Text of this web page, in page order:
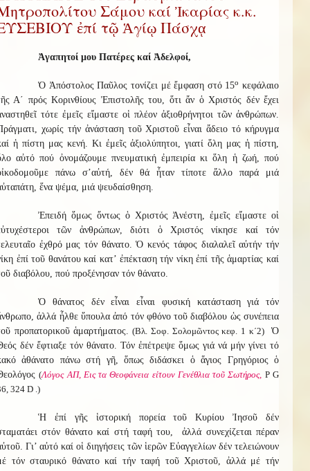
Σάμου καί Ἰκαρίας κ.κ.
ἐπί τῷ Ἁγίῳ Πάσχᾳ
Ἀγαπητοί μου Πατέρες καί Ἀδελφοί,
Ὁ Ἀπόστολος Παῦλος τονίζει μέ ἔμφαση στό 15ο κεφάλαιο
Α΄ πρός Κορινθίους Ἐπιστολῆς του, ὅτι ἄν ὁ Χριστός δέν ἔχει
τότε ἐμεῖς εἴμαστε οἱ πλέον ἀξιοθρήνητοι τῶν ἀνθρώπων.
χωρίς τήν ἀνάσταση τοῦ Χριστοῦ εἶναι ἄδειο τό κήρυγμα
ἡ πίστη μας κενή. Κι ἐμεῖς ἀξιολύπητοι, γιατί ὅλη μας ἡ πίστη,
αὐτό πού ὀνομάζουμε πνευματική ἐμπειρία κι ὅλη ἡ ζωή, πού
πάνω σ’αὐτή, δέν θά ἦταν τίποτε ἄλλο παρά μιά
ἕνα ψέμα, μιά ψευδαίσθηση.
Ἐπειδή ὅμως ὄντως ὁ Χριστός Ἀνέστη, ἐμεῖς εἴμαστε οἱ
τῶν ἀνθρώπων, διότι ὁ Χριστός νίκησε καί τόν
ἐχθρό μας τόν θάνατο. Ὁ κενός τάφος διαλαλεῖ αὐτήν τήν
ἐπί τοῦ θανάτου καί κατ’ ἐπέκταση τήν νίκη ἐπί τῆς ἁμαρτίας καί
διαβόλου, πού προξένησαν τόν θάνατο.
Ὁ θάνατος δέν εἶναι εἶναι φυσική κατάσταση γιά τόν
ἀλλά ἦλθε ὕπουλα ἀπό τόν φθόνο τοῦ διαβόλου ὡς συνέπεια
προπατορικοῦ ἁμαρτήματος. (Βλ. Σοφ. Σολομῶντος κεφ. 1 κ΄2)
Ὁ
δέν ἔφτιαξε τόν θάνατο. Τόν ἐπέτρεψε ὅμως γιά νά μήν γίνει τό
ἀθάνατο πάνω στή γῆ, ὅπως διδάσκει ὁ ἅγιος Γρηγόριος ὁ
(Λόγος ΑΠ, Εις τα Θεοφάνεια είτουν Γενέθλια τοῦ Σωτήρος, Ρ G
324 D .)
Ἡ ἐπί γῆς ἱστορική πορεία τοῦ Κυρίου Ἰησοῦ δέν
στόν θάνατο καί στή ταφή του, ἀλλά συνεχίζεται πέραν
Γι’ αὐτό καί οἱ διηγήσεις τῶν ἱερῶν Εὐαγγελίων δέν τελειώνουν
τόν σταυρικό θάνατο καί τήν ταφή τοῦ Χριστοῦ, ἀλλά μέ τήν